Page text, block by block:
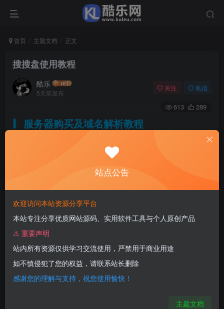
首页 主题文档 正文
搜搜盘使用教程
酷乐
5天前发布
关注 私信
613 289
服务器购买及域名解析教程
教程中为示例，具体以实际情况为准
教程中为示例，具体以实际情况为准
更新3.0教程
小程序配置教程
站点公告
欢迎访问本站资源分享平台
本站专注分享优质网站源码、实用软件工具与个人原创产品
⚠ 重要声明
站内所有资源仅供学习交流使用，严禁用于商业用途
如不慎侵犯了您的权益，请联系站长删除
感谢您的理解与支持，祝您使用愉快！
主题文档